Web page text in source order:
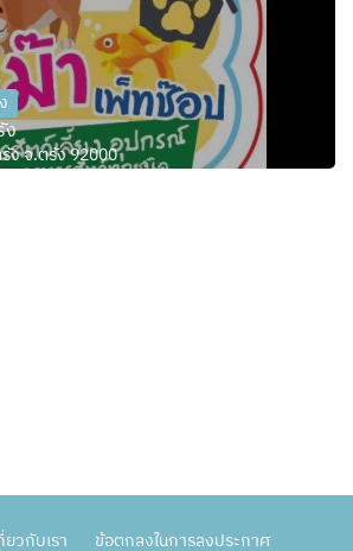
ง
ง จ.ตรัง 92000
ยวกับเรา ข้อตกลงในการลงประกาศ